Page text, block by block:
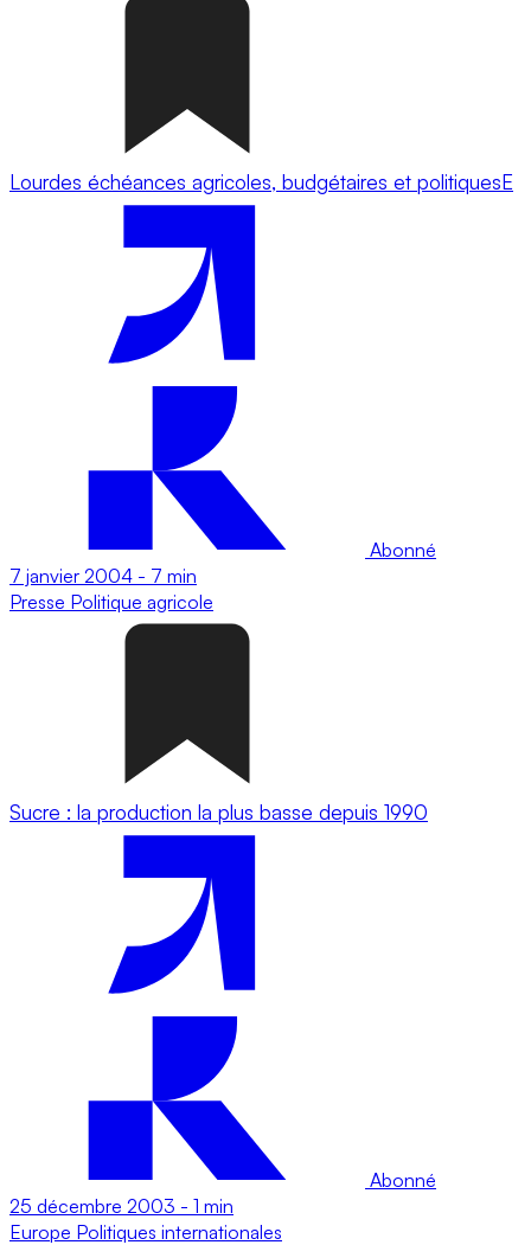
Lourdes échéances agricoles, budgétaires et politiquesE
Abonné
7 janvier 2004 - 7 min
Presse Politique agricole
Sucre : la production la plus basse depuis 1990
Abonné
25 décembre 2003 - 1 min
Europe Politiques internationales